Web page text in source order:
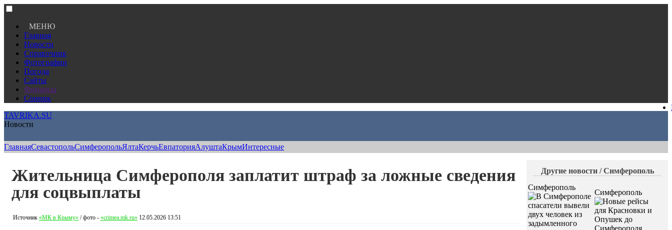
МЕНЮ
Главная
Новости
Справочник
Фотографии
Погода
Сайты
Финансы
Сонник
TAVRIKA.SU
Новости
ГлавнаяСевастопольСимферопольЯлтаКерчьЕвпаторияАлуштаКрымИнтересные
Жительница Симферополя заплатит штраф за ложные сведения
для соцвыплаты
Источник «МК в Крыму» / фото - «crimea.mk.ru» 12.05.2026 13:51
Другие новости / Симферополь
Симферополь
Симферополь